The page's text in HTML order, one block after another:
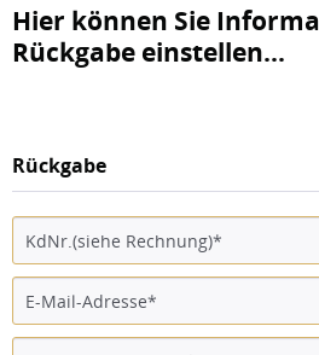
Hier können Sie
Rückgabe einstellen...
Rückgabe